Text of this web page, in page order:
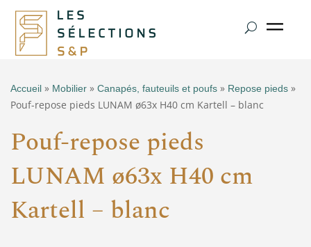
Accueil » Mobilier » Canapés, fauteuils et poufs » Repose pieds »
Pouf-repose pieds LUNAM ø63x H40 cm Kartell – blanc
Pouf-repose pieds
LUNAM ø63x H40 cm
Kartell – blanc